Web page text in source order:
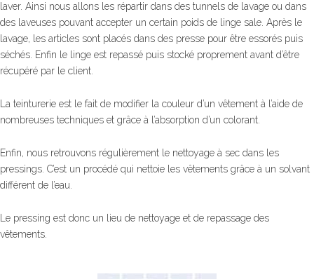
laver. Ainsi nous allons les répartir dans des tunnels de lavage ou dans
des laveuses pouvant accepter un certain poids de linge sale. Après le
lavage, les articles sont placés dans des presse pour être essorés puis
séchés. Enfin le linge est repassé puis stocké proprement avant d’être
récupéré par le client.
La teinturerie est le fait de modifier la couleur d’un vêtement à l’aide de
nombreuses techniques et grâce à l’absorption d’un colorant.
Enfin, nous retrouvons régulièrement le nettoyage à sec dans les
pressings. C’est un procédé qui nettoie les vêtements grâce à un solvant
différent de l’eau.
Le pressing est donc un lieu de nettoyage et de repassage des
vêtements.